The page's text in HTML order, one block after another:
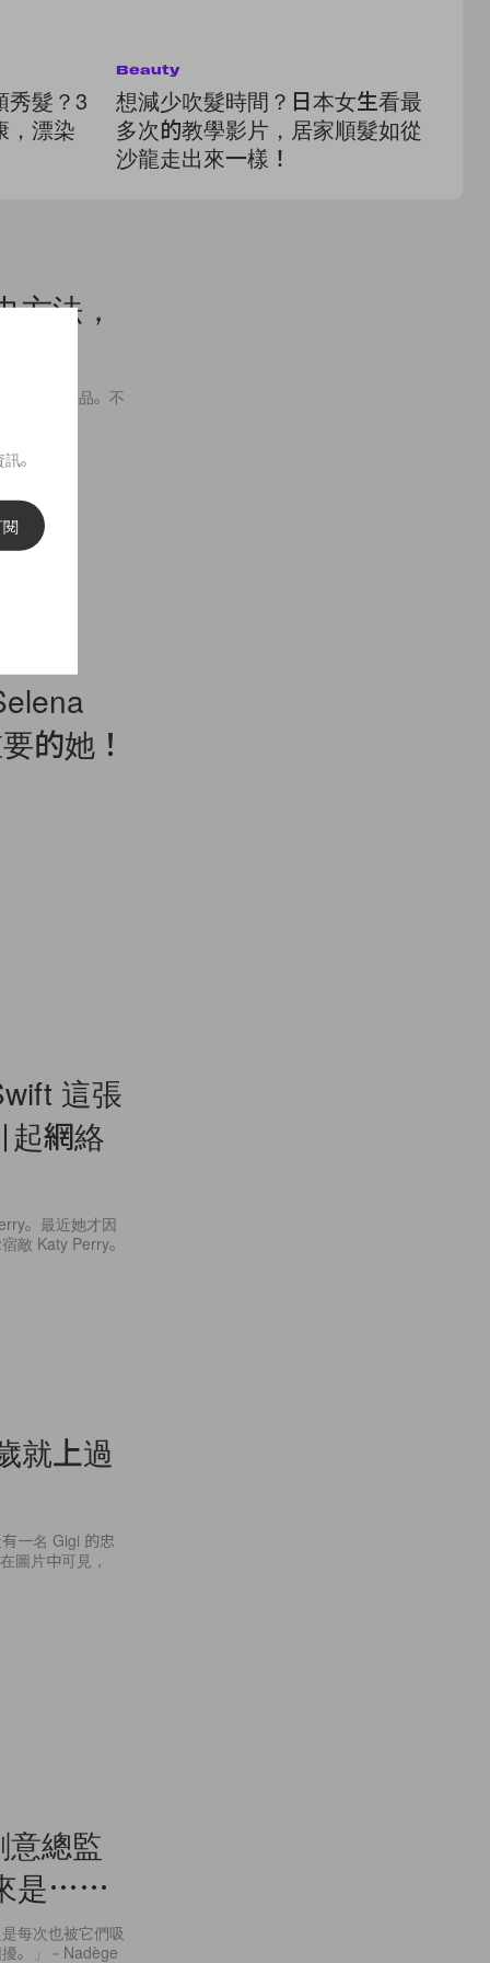
秀髮？3
，漂染
Beauty
想減少吹髮時間？日本女生看最
多次的教學影片，居家順髮如從
沙龍走出來一樣！
方法，
的必備單品。不
的她！
這張
起網絡
。最近她才因
敵 Katy Perry。
就上過
一名 Gigi 的忠
圖片中可見，
總監
是⋯⋯
每次也被它們吸
。」－Nadège
。